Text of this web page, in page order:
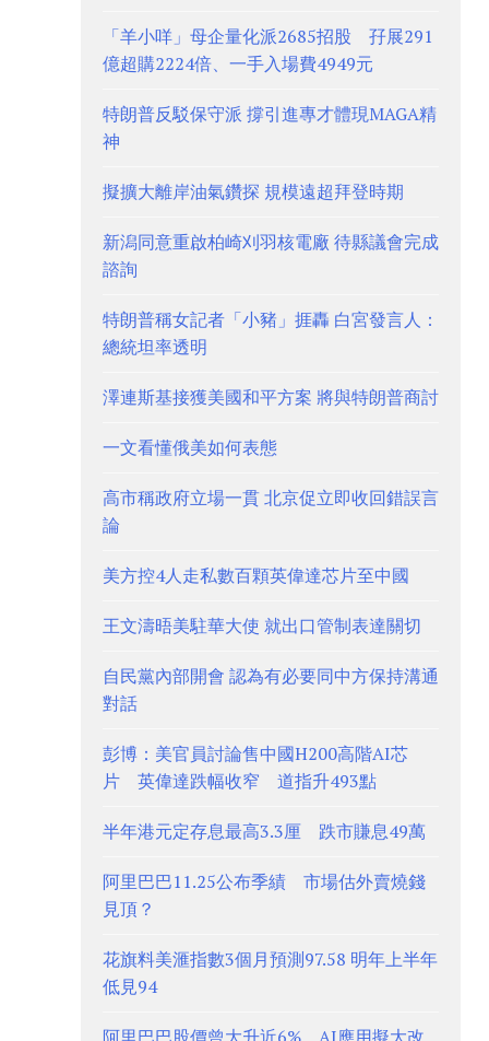
「羊小咩」母企量化派2685招股 孖展291
億超購2224倍、一手入場費4949元
特朗普反駁保守派 撐引進專才體現MAGA精
神
擬擴大離岸油氣鑽探 規模遠超拜登時期
新潟同意重啟柏崎刈羽核電廠 待縣議會完成
諮詢
特朗普稱女記者「小豬」捱轟 白宮發言人：
總統坦率透明
澤連斯基接獲美國和平方案 將與特朗普商討
一文看懂俄美如何表態
高市稱政府立場一貫 北京促立即收回錯誤言
論
美方控4人走私數百顆英偉達芯片至中國
王文濤晤美駐華大使 就出口管制表達關切
自民黨內部開會 認為有必要同中方保持溝通
對話
彭博：美官員討論售中國H200高階AI芯
片 英偉達跌幅收窄 道指升493點
半年港元定存息最高3.3厘 跌市賺息49萬
阿里巴巴11.25公布季績 市場估外賣燒錢
見頂？
花旗料美滙指數3個月預測97.58 明年上半年
低見94